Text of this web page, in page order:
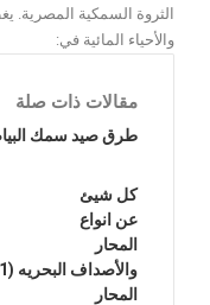
الثروة السمكية
والأحياء المائية في:
مقالات ذات صلة
طرق صيد سمك
كل شيئ
عن انواع
المحار
المحار